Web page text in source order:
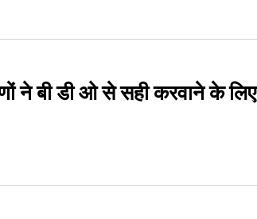
ने बी डी ओ से सही करवाने के लिए